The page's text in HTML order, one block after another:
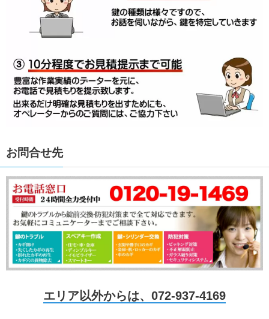
お問合せ先
エリア以外からは、072-937-4169